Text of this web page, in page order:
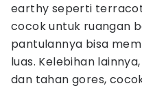
earthy seperti
cocok untuk ruangan
pantulannya bisa
luas. Kelebihan
dan tahan gores,